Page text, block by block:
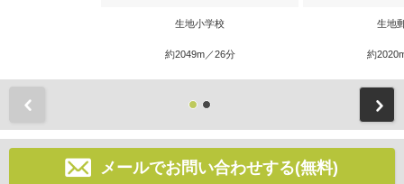
生地小学校
約2049m／26分
生地
約
メールでお問い合わせする(無料)